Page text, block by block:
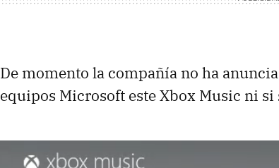
De momento la compañía no ha
equipos Microsoft este Xbox Music ni si